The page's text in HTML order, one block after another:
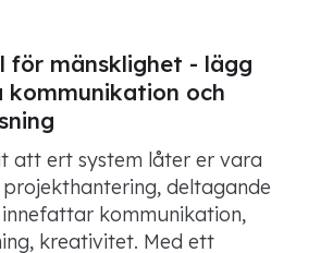
för mänsklighet - lägg
kommunikation och
att ert system låter er vara
projekthantering, deltagande
kommunikation,
kreativitet. Med ett